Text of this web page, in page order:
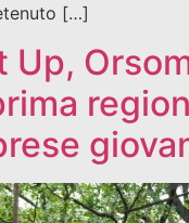
[…]
Up,